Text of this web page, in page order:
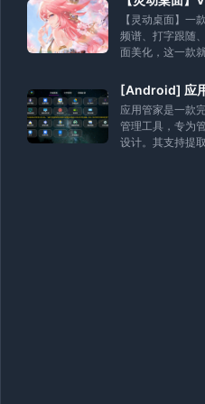
【灵动桌面】一
频谱、打字跟随
面美化，这一款
[Android] 应
应用管家是一款
管理工具，专为
设计。其支持提